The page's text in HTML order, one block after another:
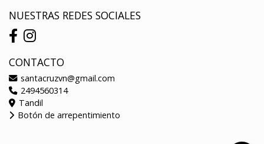
NUESTRAS REDES SOCIALES
CONTACTO
santacruzvn@gmail.com
2494560314
Tandil
Botón de arrepentimiento